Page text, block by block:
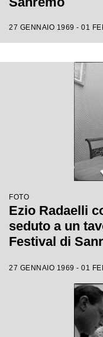
27 GENNAIO 1969 - 01
FOTO
Ezio Radaelli
seduto a un
Festival di
27 GENNAIO 1969 - 01